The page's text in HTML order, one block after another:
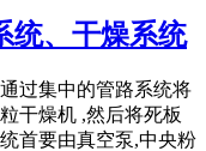
统、干燥系统
过集中的管路系统将
干燥机 ,然后将死板
首要由真空泵,中央粉